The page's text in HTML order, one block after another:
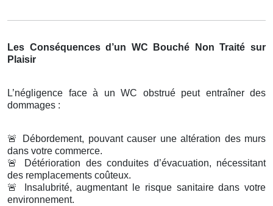
Les Conséquences d’un WC Bouché Non Traité sur
Plaisir
L’négligence face à un WC obstrué peut entraîner des
dommages :
🚨
Débordement, pouvant causer une altération des murs
dans votre commerce.
🚨
Détérioration des conduites d’évacuation, nécessitant
des remplacements coûteux.
🚨
Insalubrité, augmentant le risque sanitaire dans votre
environnement.